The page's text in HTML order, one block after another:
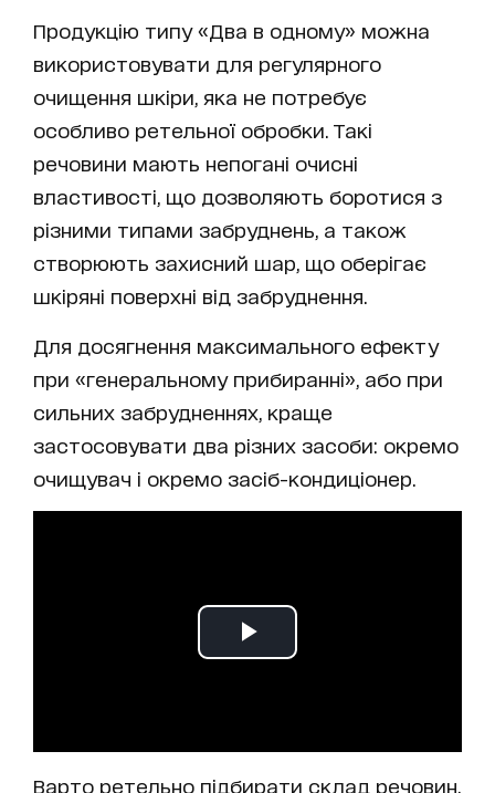
Продукцію типу «Два в одному» можна
використовувати для регулярного
очищення шкіри, яка не потребує
особливо ретельної обробки. Такі
речовини мають непогані очисні
властивості, що дозволяють боротися з
різними типами забруднень, а також
створюють захисний шар, що оберігає
шкіряні поверхні від забруднення.
Для досягнення максимального ефекту
при «генеральному прибиранні», або при
сильних забрудненнях, краще
застосовувати два різних засоби: окремо
очищувач і окремо засіб-кондиціонер.
Варто ретельно підбирати склад речовин,